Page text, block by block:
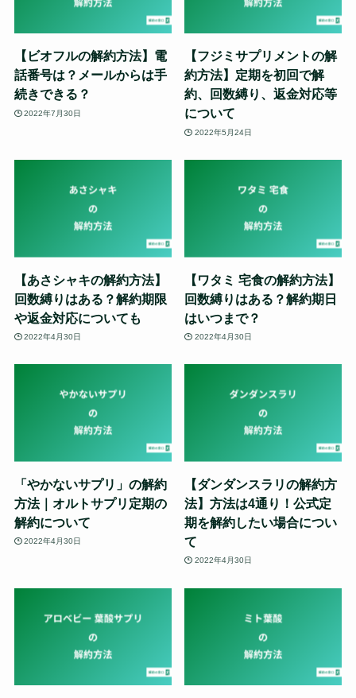
【ビオフルの解約方法】電
話番号は？メールからは手
続きできる？
2022年7月30日
【フジミサプリメントの解
約方法】定期を初回で解
約、回数縛り、返金対応等
について
2022年5月24日
【あさシャキの解約方法】
回数縛りはある？解約期限
や返金対応についても
2022年4月30日
【ワタミ 宅食の解約方法】
回数縛りはある？解約期日
はいつまで？
2022年4月30日
「やかないサプリ」の解約
方法｜オルトサプリ定期の
解約について
2022年4月30日
【ダンダンスラリの解約方
法】方法は4通り！公式定
期を解約したい場合につい
て
2022年4月30日